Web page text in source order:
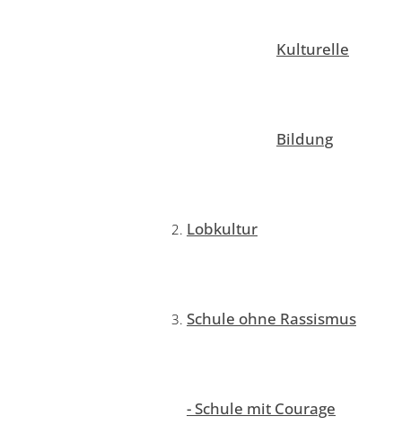
Kulturelle
Bildung
Lobkultur
Schule ohne Rassismus
- Schule mit Courage